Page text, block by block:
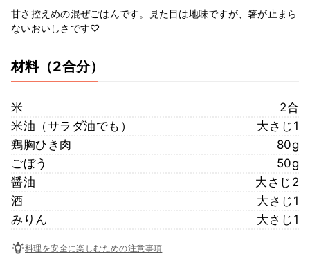
甘さ控えめの混ぜごはんです。見た目は地味ですが、箸が止まら
ないおいしさです♡
材料（2合分）
米
2合
米油（サラダ油でも）
大さじ1
鶏胸ひき肉
80g
ごぼう
50g
醤油
大さじ2
酒
大さじ1
みりん
大さじ1
料理を安全に楽しむための注意事項